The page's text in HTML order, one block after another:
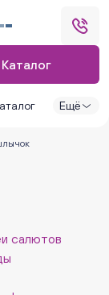
Каталог
Ещё
салютов